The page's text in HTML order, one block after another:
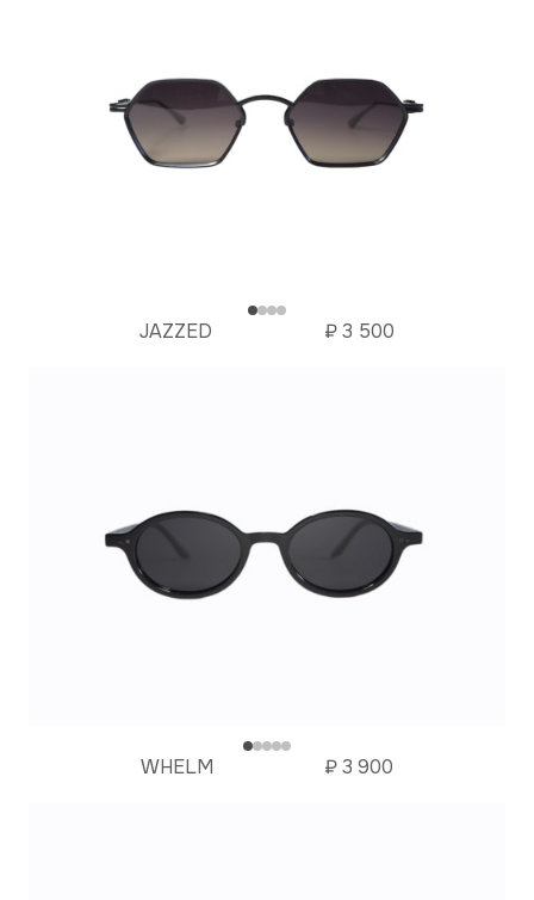
JAZZED ₽3 500
WHELM ₽3 900